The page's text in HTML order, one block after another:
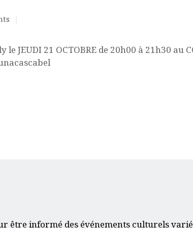
CENTRE
JEUDI 21 OCTOBRE de 20h00 à 21h30 au
être informé des événements culturels